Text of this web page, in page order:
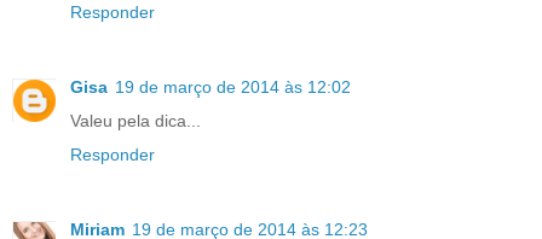
Responder
Gisa 19 de março de 2014 às 12:02
Valeu pela dica...
Responder
Miriam 19 de março de 2014 às 12:23